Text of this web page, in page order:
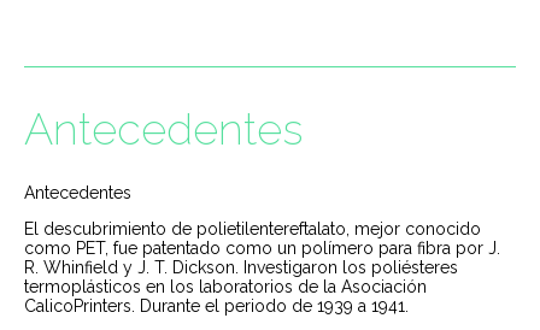
Antecedentes
Antecedentes
El descubrimiento de polietilentereftalato, mejor conocido
como PET, fue patentado como un polímero para fibra por J.
R. Whinfield y J. T. Dickson. Investigaron los poliésteres
termoplásticos en los laboratorios de la Asociación
CalicoPrinters. Durante el periodo de 1939 a 1941.